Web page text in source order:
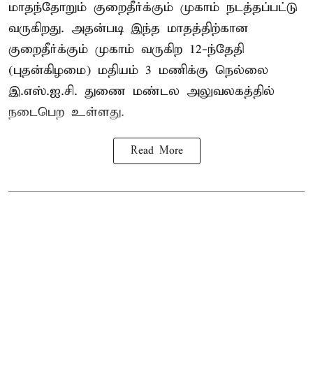
மாதந்தோறும் குறைதீர்க்கும் முகாம் நடத்தப்பட்டு
வருகிறது. அதன்படி இந்த மாதத்திற்கான
குறைதீர்க்கும் முகாம் வருகிற 12-ந்தேதி
(புதன்கிழமை) மதியம் 3 மணிக்கு நெல்லை
இ.எஸ்.ஐ.சி. துணை மண்டல அலுவலகத்தில்
நடைபெற உள்ளது.
Read More